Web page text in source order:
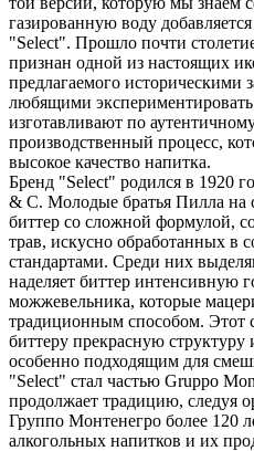
газированную воду
"Select". Прошло почти
признан одной из настоящих
предлагаемого историческими
любящими
изготавливают по
производственный процесс,
высокое качество напитка.
Бренд "Select" родился в 1920
& C. Молодые братья Пилла на
биттер со сложной формулой,
трав, искусно обработанных в
стандартами. Среди них
наделяет биттер интенсивную
можжевельника, которые
традиционным способом. Этот
биттеру прекрасную структуру
особенно подходящим для
"Select" стал частью Gruppo
продолжает традицию, следуя
Группо Монтенегро более 120
алкогольных напитков и их